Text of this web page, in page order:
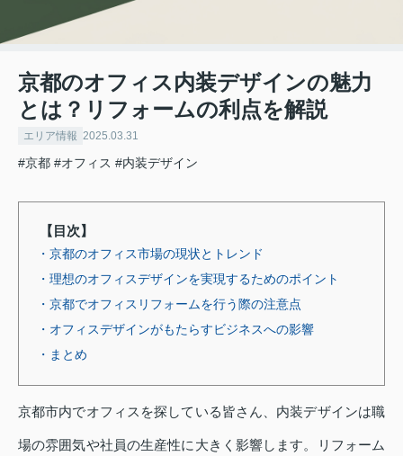
京都のオフィス内装デザインの魅力
とは？リフォームの利点を解説
エリア情報 2025.03.31
#京都 #オフィス #内装デザイン
【目次】
・京都のオフィス市場の現状とトレンド
・理想のオフィスデザインを実現するためのポイント
・京都でオフィスリフォームを行う際の注意点
・オフィスデザインがもたらすビジネスへの影響
・まとめ
京都市内でオフィスを探している皆さん、内装デザインは職
場の雰囲気や社員の生産性に大きく影響します。リフォーム